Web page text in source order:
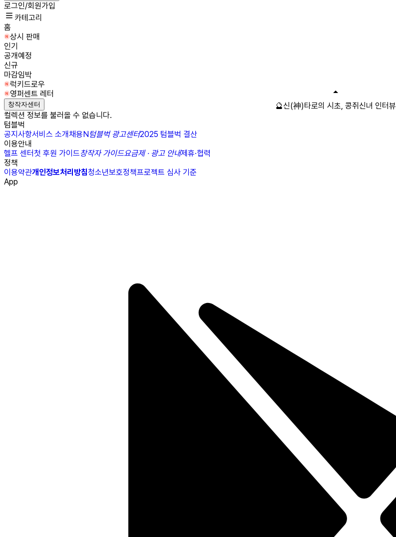
로그인/회원가입
카테고리
홈
상시 판매
인기
공개예정
신규
마감임박
럭키드로우
영퍼센트 레터
창작자센터
컬렉션 정보를 불러올 수 없습니다.
텀블벅
공지사항서비스 소개채용N텀블벅 광고센터2025 텀블벅 결산
이용안내
헬프 센터첫 후원 가이드창작자 가이드요금제 · 광고 안내제휴·협력
정책
이용약관개인정보처리방침청소년보호정책프로젝트 심사 기준
App
🔮신(神)타로의 시초, 콩쥐신녀 인터뷰